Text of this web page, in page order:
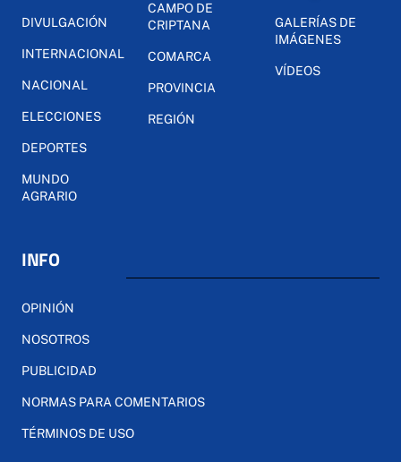
DIVULGACIÓN
INTERNACIONAL
NACIONAL
ELECCIONES
DEPORTES
MUNDO
AGRARIO
CAMPO DE
CRIPTANA
COMARCA
PROVINCIA
REGIÓN
GALERÍAS DE
IMÁGENES
VÍDEOS
INFO
OPINIÓN
NOSOTROS
PUBLICIDAD
NORMAS PARA COMENTARIOS
TÉRMINOS DE USO